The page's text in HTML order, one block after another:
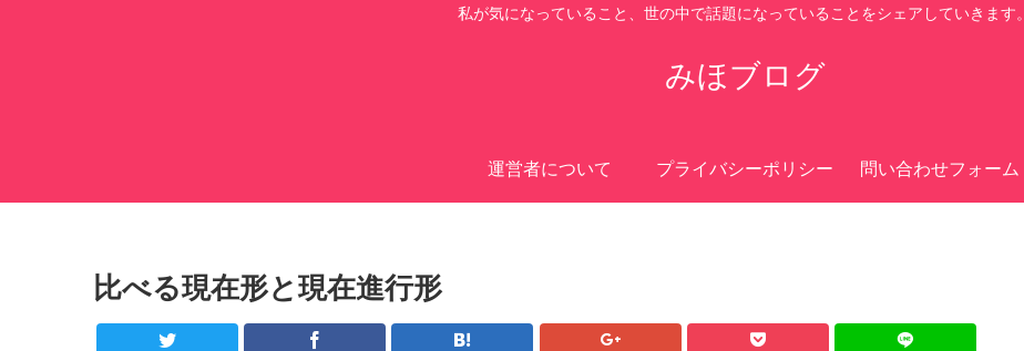
私が気になっていること、世の中で話題になっていることをシェアしていきます。
みほブログ
運営者について プライバシーポリシー 問い合わせフォーム
比べる現在形と現在進行形